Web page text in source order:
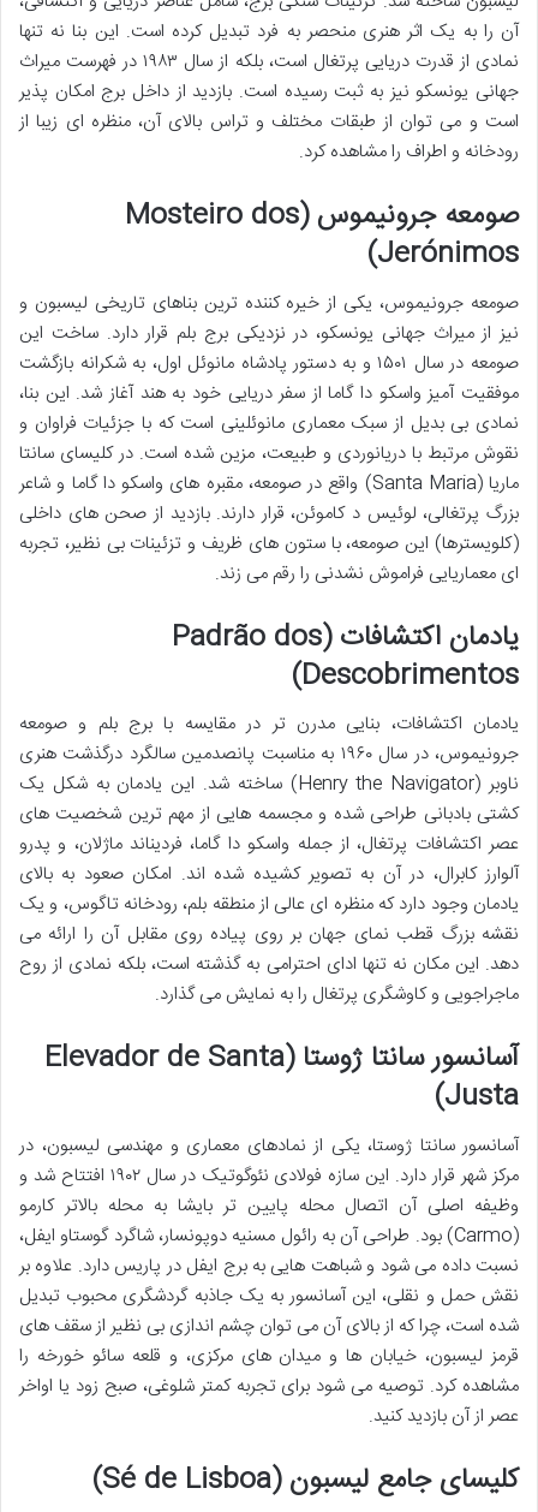
آن را به یک اثر هنری منحصر به فرد تبدیل کرده است. این بنا نه تنها
نمادی از قدرت دریایی پرتغال است، بلکه از سال ۱۹۸۳ در فهرست میراث
جهانی یونسکو نیز به ثبت رسیده است. بازدید از داخل برج امکان پذیر
است و می توان از طبقات مختلف و تراس بالای آن، منظره ای زیبا از
رودخانه و اطراف را مشاهده کرد.
صومعه جرونیموس (Mosteiro dos
Jerónimos)
صومعه جرونیموس، یکی از خیره کننده ترین بناهای تاریخی لیسبون و
نیز از میراث جهانی یونسکو، در نزدیکی برج بلم قرار دارد. ساخت این
صومعه در سال ۱۵۰۱ و به دستور پادشاه مانوئل اول، به شکرانه بازگشت
موفقیت آمیز واسکو دا گاما از سفر دریایی خود به هند آغاز شد. این بنا،
نمادی بی بدیل از سبک معماری مانوئلینی است که با جزئیات فراوان و
نقوش مرتبط با دریانوردی و طبیعت، مزین شده است. در کلیسای سانتا
ماریا (Santa Maria) واقع در صومعه، مقبره های واسکو دا گاما و شاعر
بزرگ پرتغالی، لوئیس د کاموئن، قرار دارند. بازدید از صحن های داخلی
(کلویسترها) این صومعه، با ستون های ظریف و تزئینات بی نظیر، تجربه
ای معماریایی فراموش نشدنی را رقم می زند.
یادمان اکتشافات (Padrão dos
Descobrimentos)
یادمان اکتشافات، بنایی مدرن تر در مقایسه با برج بلم و صومعه
جرونیموس، در سال ۱۹۶۰ به مناسبت پانصدمین سالگرد درگذشت هنری
ناوبر (Henry the Navigator) ساخته شد. این یادمان به شکل یک
کشتی بادبانی طراحی شده و مجسمه هایی از مهم ترین شخصیت های
عصر اکتشافات پرتغال، از جمله واسکو دا گاما، فردیناند ماژلان، و پدرو
آلوارز کابرال، در آن به تصویر کشیده شده اند. امکان صعود به بالای
یادمان وجود دارد که منظره ای عالی از منطقه بلم، رودخانه تاگوس، و یک
نقشه بزرگ قطب نمای جهان بر روی پیاده روی مقابل آن را ارائه می
دهد. این مکان نه تنها ادای احترامی به گذشته است، بلکه نمادی از روح
ماجراجویی و کاوشگری پرتغال را به نمایش می گذارد.
آسانسور سانتا ژوستا (Elevador de Santa
Justa)
آسانسور سانتا ژوستا، یکی از نمادهای معماری و مهندسی لیسبون، در
مرکز شهر قرار دارد. این سازه فولادی نئوگوتیک در سال ۱۹۰۲ افتتاح شد و
وظیفه اصلی آن اتصال محله پایین تر بایشا به محله بالاتر کارمو
(Carmo) بود. طراحی آن به رائول مسنیه دوپونسار، شاگرد گوستاو ایفل،
نسبت داده می شود و شباهت هایی به برج ایفل در پاریس دارد. علاوه بر
نقش حمل و نقلی، این آسانسور به یک جاذبه گردشگری محبوب تبدیل
شده است، چرا که از بالای آن می توان چشم اندازی بی نظیر از سقف های
قرمز لیسبون، خیابان ها و میدان های مرکزی، و قلعه سائو خورخه را
مشاهده کرد. توصیه می شود برای تجربه کمتر شلوغی، صبح زود یا اواخر
عصر از آن بازدید کنید.
کلیسای جامع لیسبون (Sé de Lisboa)